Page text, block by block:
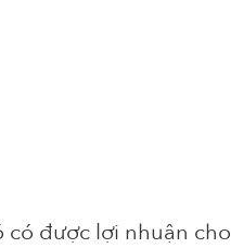
được lợi nhuận cho